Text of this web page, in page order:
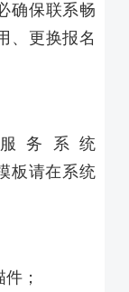
确保联系畅
、更换报名
务系统
板请在系统
；